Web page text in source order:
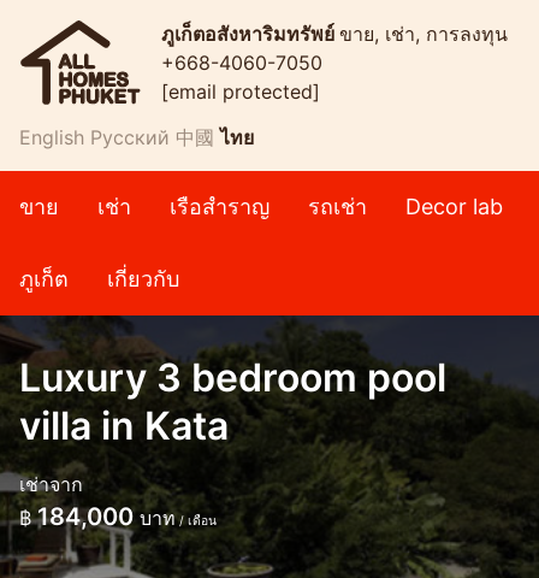
ภูเก็ตอสังหาริมทรัพย์ ขาย, เช่า, การลงทุน
+668-4060-7050
[email protected]
English Русский 中國 ไทย
ขาย เช่า เรือสำราญ รถเช่า Decor lab
ภูเก็ต เกี่ยวกับ
Luxury 3 bedroom pool
villa in Kata
เช่าจาก
฿ 184,000บาท/ เดือน